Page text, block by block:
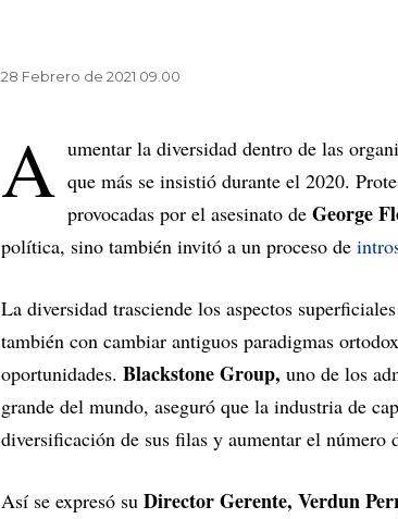
28 Febrero de 2021 09.00
A umentar la diversidad dentro de las
que más se insistió durante el 2020.
provocadas por el asesinato de George
política, sino también invitó a un proceso de
La diversidad trasciende los aspectos
también con cambiar antiguos paradigmas
oportunidades. Blackstone Group, uno de los
grande del mundo, aseguró que la industria de
diversificación de sus filas y aumentar el número
Así se expresó su Director Gerente, Verdun